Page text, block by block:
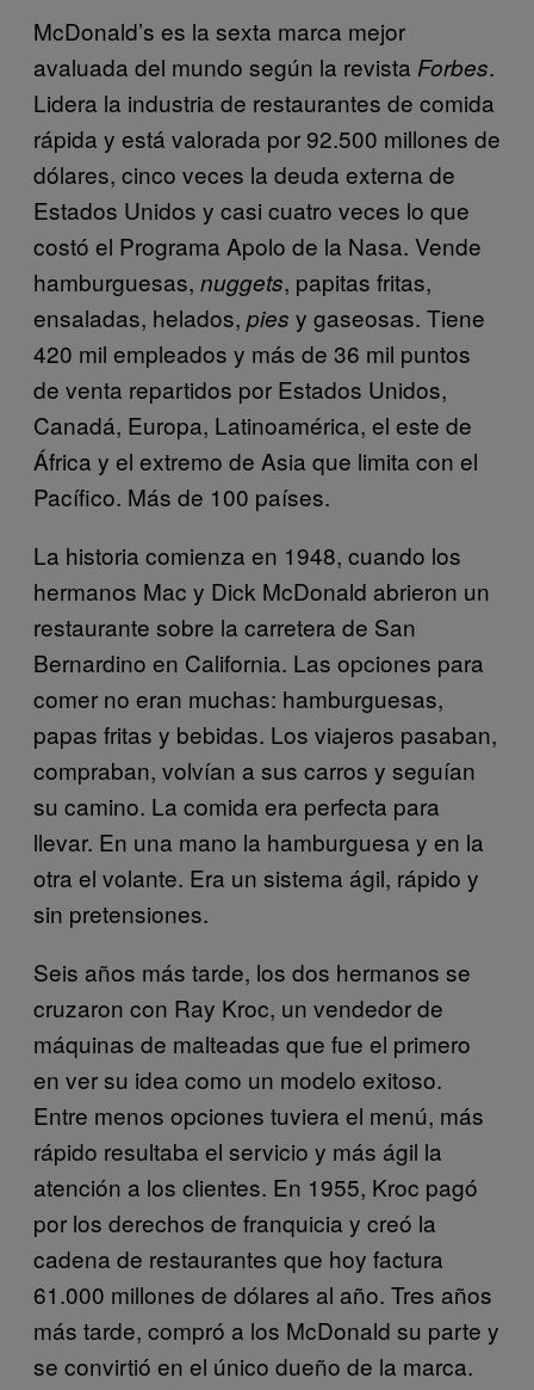
McDonald’s es la sexta marca mejor
avaluada del mundo según la revista Forbes.
Lidera la industria de restaurantes de comida
rápida y está valorada por 92.500 millones de
dólares, cinco veces la deuda externa de
Estados Unidos y casi cuatro veces lo que
costó el Programa Apolo de la Nasa. Vende
hamburguesas, nuggets, papitas fritas,
ensaladas, helados, pies y gaseosas. Tiene
420 mil empleados y más de 36 mil puntos
de venta repartidos por Estados Unidos,
Canadá, Europa, Latinoamérica, el este de
África y el extremo de Asia que limita con el
Pacífico. Más de 100 países.
La historia comienza en 1948, cuando los
hermanos Mac y Dick McDonald abrieron un
restaurante sobre la carretera de San
Bernardino en California. Las opciones para
comer no eran muchas: hamburguesas,
papas fritas y bebidas. Los viajeros pasaban,
compraban, volvían a sus carros y seguían
su camino. La comida era perfecta para
llevar. En una mano la hamburguesa y en la
otra el volante. Era un sistema ágil, rápido y
sin pretensiones.
Seis años más tarde, los dos hermanos se
cruzaron con Ray Kroc, un vendedor de
máquinas de malteadas que fue el primero
en ver su idea como un modelo exitoso.
Entre menos opciones tuviera el menú, más
rápido resultaba el servicio y más ágil la
atención a los clientes. En 1955, Kroc pagó
por los derechos de franquicia y creó la
cadena de restaurantes que hoy factura
61.000 millones de dólares al año. Tres años
más tarde, compró a los McDonald su parte y
se convirtió en el único dueño de la marca.